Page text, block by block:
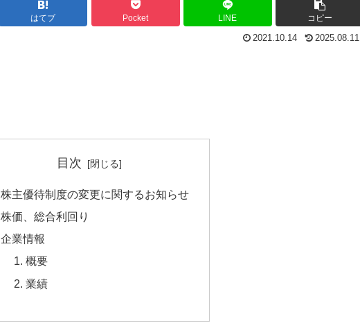
はてブ Pocket LINE コピー
2021.10.14 2025.08.11
目次
株主優待制度の変更に関するお知らせ
株価、総合利回り
企業情報
概要
業績